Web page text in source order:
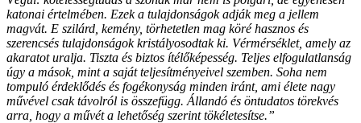
katonai értelmében. Ezek a tulajdonságok adják meg a jellem
magvát. E szilárd, kemény, törhetetlen mag köré hasznos és
szerencsés tulajdonságok kristályosodtak ki. Vérmérséklet, amely az
akaratot uralja. Tiszta és biztos ítélőképesség. Teljes elfogulatlanság
úgy a mások, mint a saját teljesítményeivel szemben. Soha nem
tompuló érdeklődés és fogékonyság minden iránt, ami élete nagy
művével csak távolról is összefügg. Állandó és öntudatos törekvés
arra, hogy a művét a lehetőség szerint tökéletesítse.”